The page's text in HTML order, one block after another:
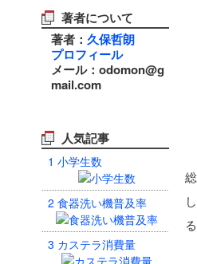
著者について
著者： 久保哲朗
プロフィール
メール：odomon@g
mail.com
人気記事
1 小学生数
2 食器洗い機普及率
3 カステラ消費量